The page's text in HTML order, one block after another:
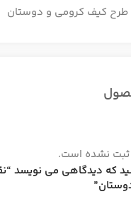
طرح کیف کرومی و دوستان
ثبت نشده است.
که دیدگاهی می نویسد